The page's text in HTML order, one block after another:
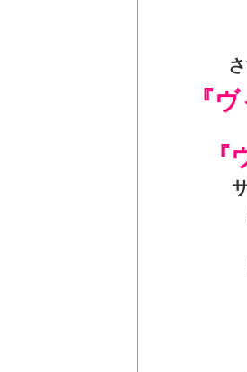
『